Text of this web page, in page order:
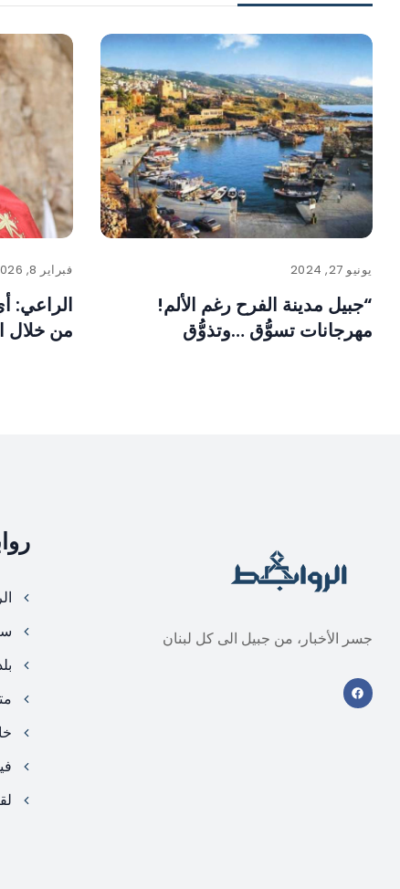
يونيو 27, 2024
“جبيل مدينة الفرح رغم الألم!
مهرجانات تسوُّق …وتذوُّق
فبراير 8, 2026
الراعي:
من خلال
جسر الأخبار، من جبيل الى كل لبنان